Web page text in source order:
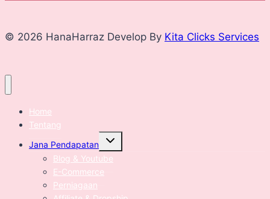
© 2026 HanaHarraz Develop By Kita Clicks Services
Home
Tentang
Jana Pendapatan
Expand
menu
Blog & Youtube
E-Commerce
Perniagaan